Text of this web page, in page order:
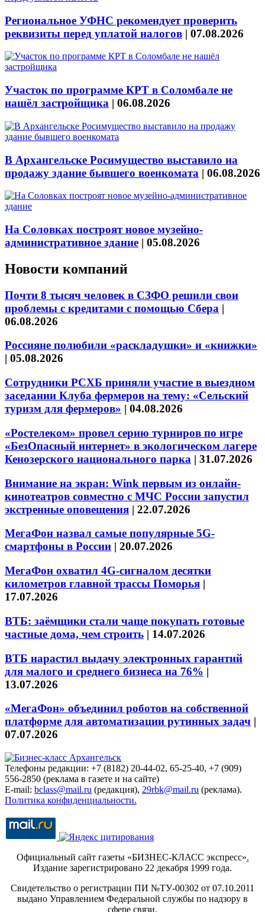
Региональное УФНС рекомендует проверить
реквизиты перед уплатой налогов | 07.08.2026
Участок по программе КРТ в Соломбале не
нашёл застройщика | 06.08.2026
В Архангельске Росимущество выставило на
продажу здание бывшего военкомата | 06.08.2026
На Соловках построят новое музейно-
административное здание | 05.08.2026
Новости компаний
Почти 8 тысяч человек в СЗФО решили свои
проблемы с кредитами с помощью Сбера |
06.08.2026
Россияне полюбили «раскладушки» и «книжки»
| 05.08.2026
Сотрудники РСХБ приняли участие в выездном
заседании Клуба фермеров на тему: «Сельский
туризм для фермеров» | 04.08.2026
«Ростелеком» провел серию турниров по игре
«БезОпасный интернет» в экологическом лагере
Кенозерского национального парка | 31.07.2026
Внимание на экран: Wink первым из онлайн-
кинотеатров совместно с МЧС России запустил
экстренные оповещения | 22.07.2026
МегаФон назвал самые популярные 5G-
смартфоны в России | 20.07.2026
МегаФон охватил 4G-сигналом десятки
километров главной трассы Поморья |
17.07.2026
ВТБ: заёмщики стали чаще покупать готовые
частные дома, чем строить | 14.07.2026
ВТБ нарастил выдачу электронных гарантий
для малого и среднего бизнеса на 76% |
13.07.2026
«МегаФон» объединил роботов на собственной
платформе для автоматизации рутинных задач |
07.07.2026
Телефоны редакции: +7 (8182) 20-44-02, 65-25-40, +7 (909)
556-2850 (реклама в газете и на сайте)
E-mail: bclass@mail.ru (редакция), 29rbk@mail.ru (реклама).
Политика конфиденциальности.
Официальный сайт газеты «БИЗНЕС-КЛАСС экспресс».
Издание зарегистрировано 22 декабря 1999 года.
Свидетельство о регистрации ПИ №ТУ-00302 от 07.10.2011
выдано Управлением Федеральной службы по надзору в
сфере связи,